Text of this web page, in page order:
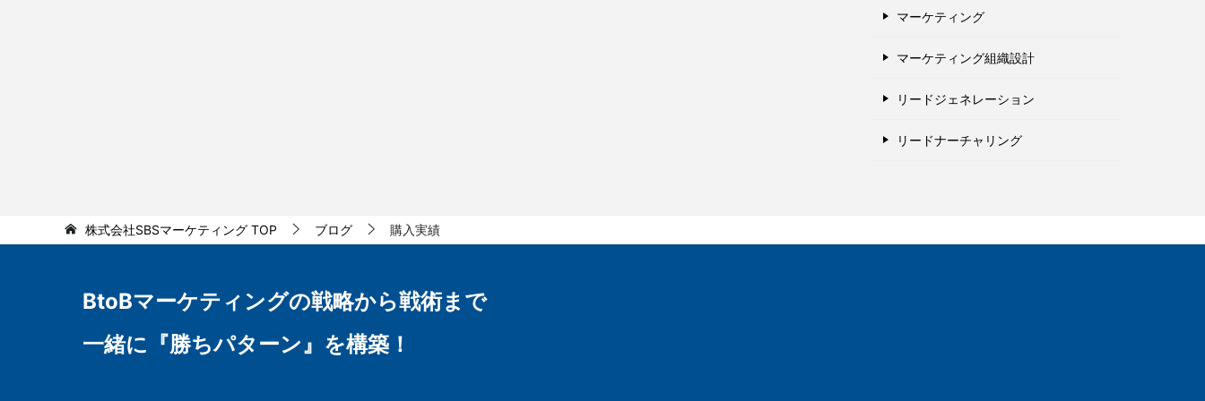
マーケティング
マーケティング組織設計
リードジェネレーション
リードナーチャリング
株式会社SBSマーケティング TOP ブログ 購入実績
BtoBマーケティングの戦略から戦術まで
一緒に『勝ちパターン』を構築！